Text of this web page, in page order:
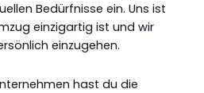
Bedürfnisse ein. Uns ist
einzigartig ist und wir
einzugehen.
hast du die